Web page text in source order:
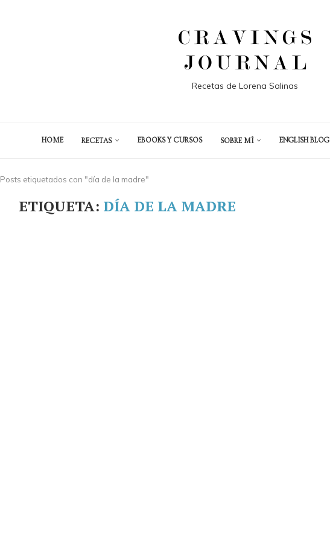
Recetas de Lorena Salinas
HOME RECETAS EBOOKS Y CURSOS SOBRE MÍ ENGLISH BLOG
Posts etiquetados con "día de la madre"
ETIQUETA: DÍA DE LA MADRE